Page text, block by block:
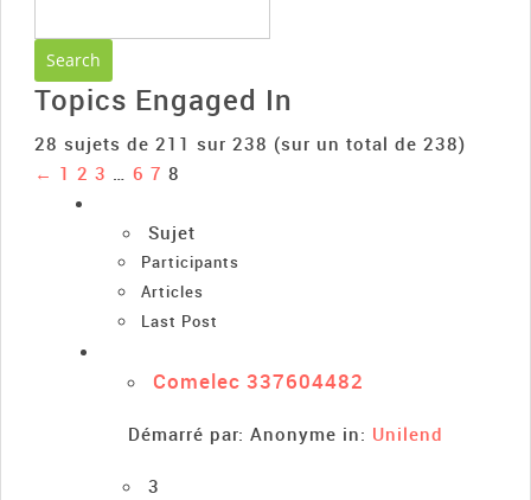
Topics Engaged In
28 sujets de 211 sur 238 (sur un total de 238)
← 1 2 3 … 6 7 8
Sujet
Participants
Articles
Last Post
Comelec 337604482
Démarré par: Anonyme in: Unilend
3